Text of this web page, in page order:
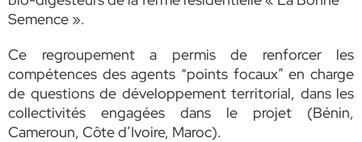
Semence ».
Ce regroupement a permis de renforcer les
compétences des agents “points focaux” en charge
de questions de développement territorial, dans les
collectivités engagées dans le projet (Bénin,
Cameroun, Côte d’Ivoire, Maroc).